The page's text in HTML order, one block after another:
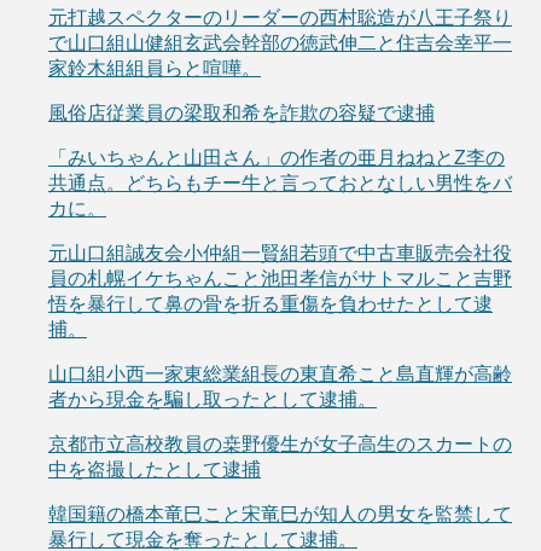
元打越スペクターのリーダーの西村聡造が八王子祭り
で山口組山健組玄武会幹部の徳武伸二と住吉会幸平一
家鈴木組組員らと喧嘩。
風俗店従業員の梁取和希を詐欺の容疑で逮捕
「みいちゃんと山田さん」の作者の亜月ねねとZ李の
共通点。どちらもチー牛と言っておとなしい男性をバ
カに。
元山口組誠友会小仲組一賢組若頭で中古車販売会社役
員の札幌イケちゃんこと池田孝信がサトマルこと吉野
悟を暴行して鼻の骨を折る重傷を負わせたとして逮
捕。
山口組小西一家東総業組長の東直希こと島直輝が高齢
者から現金を騙し取ったとして逮捕。
京都市立高校教員の桒野優生が女子高生のスカートの
中を盗撮したとして逮捕
韓国籍の橋本竜巳こと宋竜巳が知人の男女を監禁して
暴行して現金を奪ったとして逮捕。